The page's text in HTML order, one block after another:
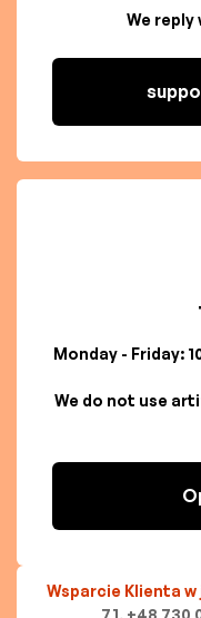
We reply
Monday - Friday:
We do not use
Wsparcie Klienta